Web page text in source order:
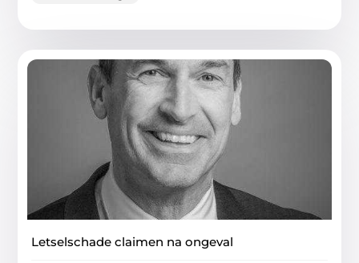
Letselschade claimen na ongeval